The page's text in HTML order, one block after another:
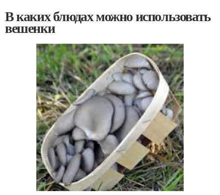
В каких блюдах можно использовать
вешенки